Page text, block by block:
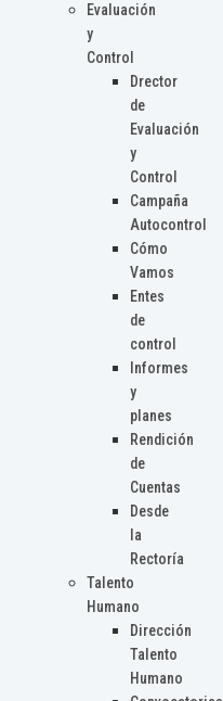
Evaluación
y
Control
Drector
de
Evaluación
y
Control
Campaña
Autocontrol
Cómo
Vamos
Entes
de
control
Informes
y
planes
Rendición
de
Cuentas
Desde
la
Rectoría
Talento
Humano
Dirección
Talento
Humano